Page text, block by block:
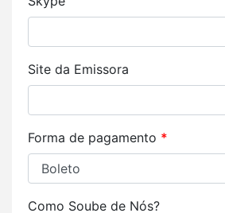
Site da Emissora
Forma de pagamento *
Como Soube de Nós?